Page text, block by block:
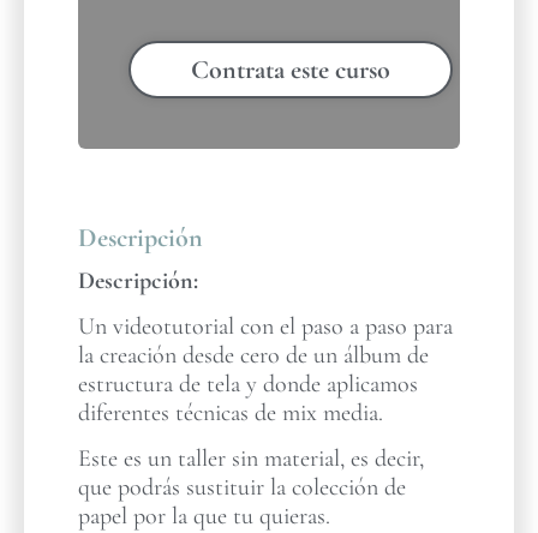
Contrata este curso
Descripción
Descripción:
Un videotutorial con el paso a paso para
la creación desde cero de un álbum de
estructura de tela y donde aplicamos
diferentes técnicas de mix media.
Este es un taller sin material, es decir,
que podrás sustituir la colección de
papel por la que tu quieras.